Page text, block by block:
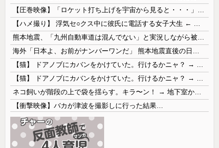
【衝撃映像】バカが津波を撮影しに行った結果…